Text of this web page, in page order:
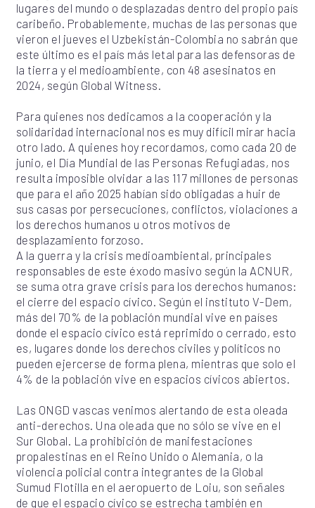
lugares del mundo o desplazadas dentro del propio país
caribeño. Probablemente, muchas de las personas que
vieron el jueves el Uzbekistán-Colombia no sabrán que
este último es el país más letal para las defensoras de
la tierra y el medioambiente, con 48 asesinatos en
2024, según Global Witness.
Para quienes nos dedicamos a la cooperación y la
solidaridad internacional nos es muy difícil mirar hacia
otro lado. A quienes hoy recordamos, como cada 20 de
junio, el Día Mundial de las Personas Refugiadas, nos
resulta imposible olvidar a las 117 millones de personas
que para el año 2025 habían sido obligadas a huir de
sus casas por persecuciones, conflictos, violaciones a
los derechos humanos u otros motivos de
desplazamiento forzoso.
A la guerra y la crisis medioambiental, principales
responsables de este éxodo masivo según la ACNUR,
se suma otra grave crisis para los derechos humanos:
el cierre del espacio cívico. Según el instituto V-Dem,
más del 70% de la población mundial vive en países
donde el espacio cívico está reprimido o cerrado, esto
es, lugares donde los derechos civiles y políticos no
pueden ejercerse de forma plena, mientras que solo el
4% de la población vive en espacios cívicos abiertos.
Las ONGD vascas venimos alertando de esta oleada
anti-derechos. Una oleada que no sólo se vive en el
Sur Global. La prohibición de manifestaciones
propalestinas en el Reino Unido o Alemania, o la
violencia policial contra integrantes de la Global
Sumud Flotilla en el aeropuerto de Loiu, son señales
de que el espacio cívico se estrecha también en